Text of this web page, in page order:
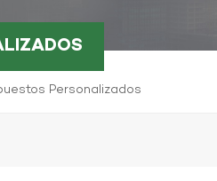
Personalizados